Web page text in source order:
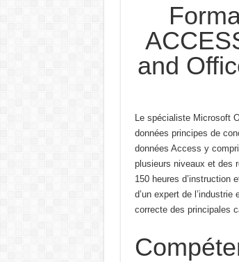
and
Le spécialiste Microsoft
données principes de
données Access y
plusieurs niveaux et des
150 heures d’instruction
d’un expert de l’industrie
correcte des principales